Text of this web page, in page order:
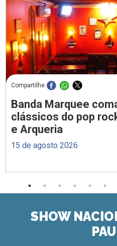
Compartilhe
Banda Marquee
clássicos do pop
e Arqueria
15 de agosto 2026
SHOW